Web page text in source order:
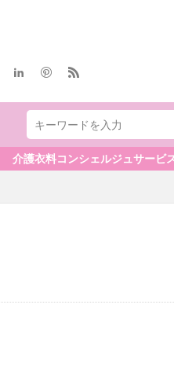
介護衣料コンシェルジュサービス